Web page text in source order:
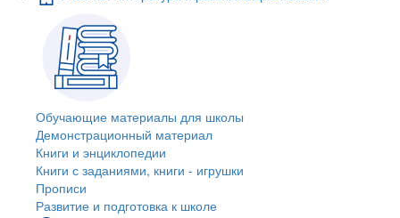
Обучающие материалы для школы
Демонстрационный материал
Книги и энциклопедии
Книги с заданиями, книги - игрушки
Прописи
Развитие и подготовка к школе